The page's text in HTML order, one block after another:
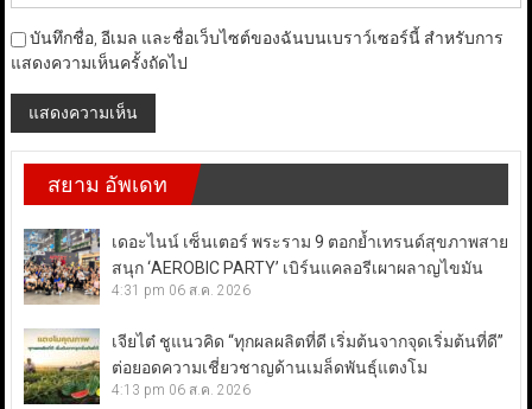
บันทึกชื่อ, อีเมล และชื่อเว็บไซต์ของฉันบนเบราว์เซอร์นี้ สำหรับการ
แสดงความเห็นครั้งถัดไป
สยาม อัพเดท
เดอะไนน์ เซ็นเตอร์ พระราม 9 ตอกย้ำเทรนด์สุขภาพสาย
สนุก ‘AEROBIC PARTY’ เบิร์นแคลอรีเผาผลาญไขมัน
4:31 pm 06 ส.ค. 2026
เจียไต๋ ชูแนวคิด “ทุกผลผลิตที่ดี เริ่มต้นจากจุดเริ่มต้นที่ดี”
ต่อยอดความเชี่ยวชาญด้านเมล็ดพันธุ์แตงโม
4:13 pm 06 ส.ค. 2026